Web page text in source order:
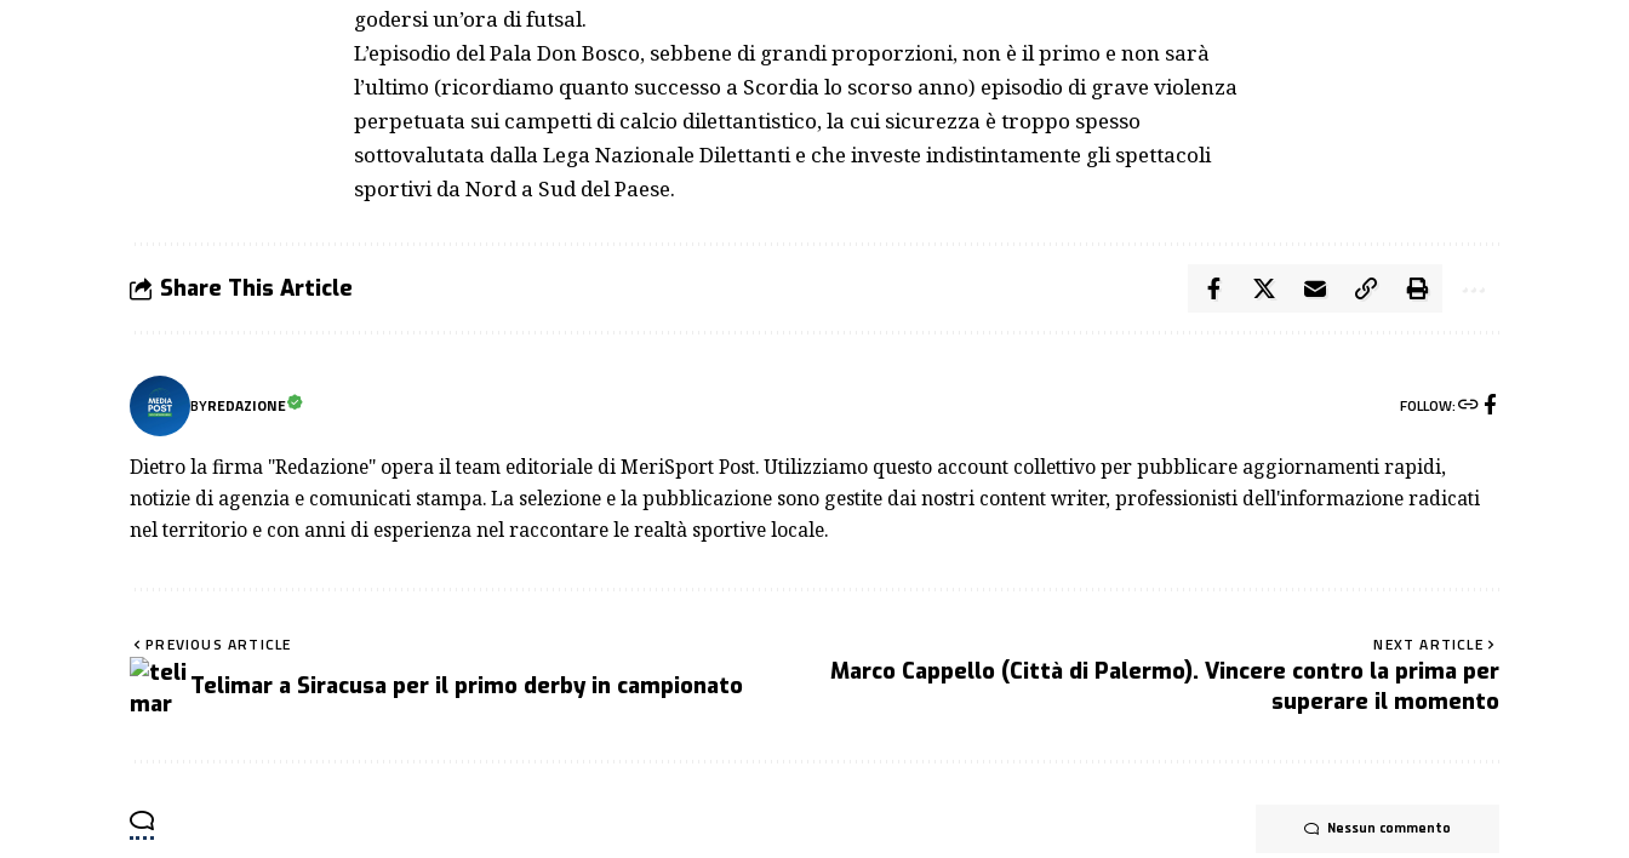
godersi un’ora di futsal.
L’episodio del Pala Don Bosco, sebbene di grandi proporzioni, non è il primo e non sarà
l’ultimo (ricordiamo quanto successo a Scordialo scorso anno) episodio di grave violenza
perpetuata sui campetti di calcio dilettantistico, la cui sicurezza è troppo spesso
sottovalutata dalla Lega Nazionale Dilettanti e che investe indistintamente gli spettacoli
sportivi da Nord a Sud del Paese.
Share This Article
BYREDAZIONE FOLLOW:
Dietro la firma "Redazione" opera il team editoriale di MeriSport Post. Utilizziamo questo account collettivo per pubblicare aggiornamenti rapidi,
notizie di agenzia e comunicati stampa. La selezione e la pubblicazione sono gestite dai nostri content writer, professionisti dell'informazione radicati
nel territorio e con anni di esperienza nel raccontare le realtà sportive locale.
PREVIOUS ARTICLE
Telimar a Siracusa per il primo derby in campionato
NEXT ARTICLE
Marco Cappello (Città di Palermo). Vincere contro la prima per
superare il momento
Nessun commento